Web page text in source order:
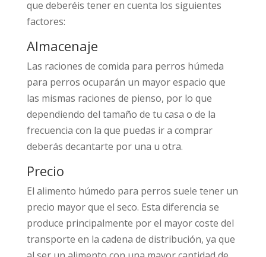
que deberéis tener en cuenta los siguientes
factores:
Almacenaje
Las raciones de comida para perros húmeda
para perros ocuparán un mayor espacio que
las mismas raciones de pienso, por lo que
dependiendo del tamaño de tu casa o de la
frecuencia con la que puedas ir a comprar
deberás decantarte por una u otra.
Precio
El alimento húmedo para perros suele tener un
precio mayor que el seco. Esta diferencia se
produce principalmente por el mayor coste del
transporte en la cadena de distribución, ya que